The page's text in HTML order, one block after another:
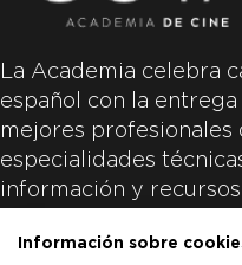
La Academia celebra
español con la
mejores profesionales
especialidades
información y
productoras de las
Información sobre